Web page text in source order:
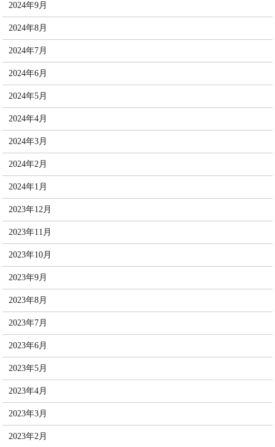
2024年9月
2024年8月
2024年7月
2024年6月
2024年5月
2024年4月
2024年3月
2024年2月
2024年1月
2023年12月
2023年11月
2023年10月
2023年9月
2023年8月
2023年7月
2023年6月
2023年5月
2023年4月
2023年3月
2023年2月